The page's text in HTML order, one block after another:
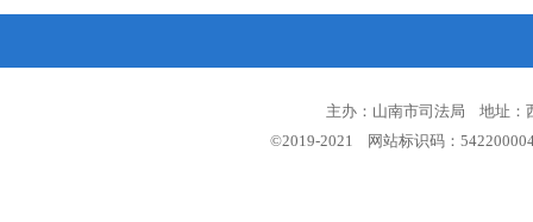
主办：山南市司法局 地址：
©2019-2021 网站标识码：